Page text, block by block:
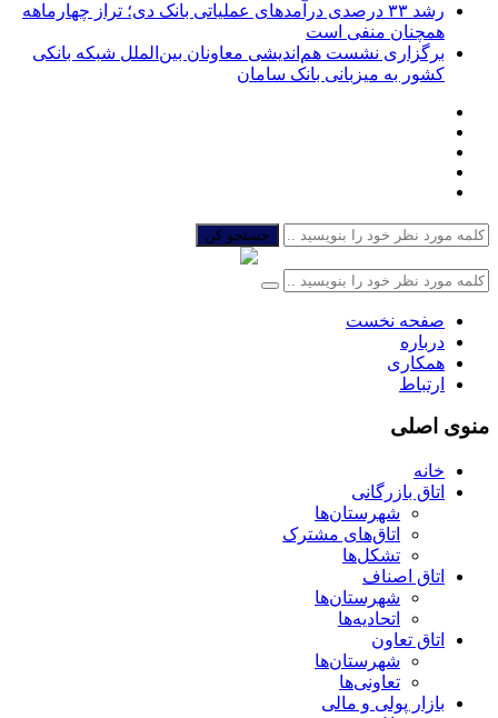
رشد ۳۳ درصدی درآمدهای عملیاتی بانک دی؛ تراز چهارماهه
همچنان منفی است
برگزاری نشست هم‌اندیشی معاونان بین‌الملل شبکه بانکی
کشور به میزبانی بانک سامان
جستجو کن
صفحه نخست
درباره
همکاری
ارتباط
منوی اصلی
خانه
اتاق بازرگانی
شهرستان‌ها
اتاق‌های مشترک
تشکل‌ها
اتاق اصناف
شهرستان‌ها
اتحادیه‌ها
اتاق تعاون
شهرستان‌ها
تعاونی‌ها
بازار پولی و مالی